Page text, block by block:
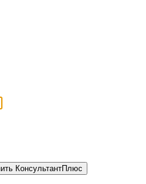
КонсультантПлюс